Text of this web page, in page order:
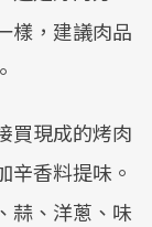
樣，建議肉品
買現成的烤肉
辛香料提味。
蒜、洋蔥、味